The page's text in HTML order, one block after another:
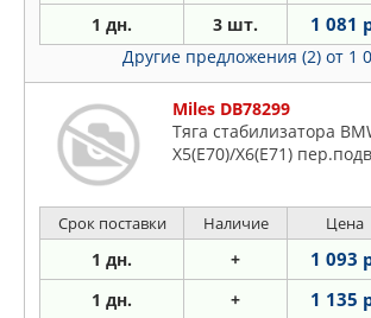
1 дн. 3 шт. 1 081
Другие предложения (2) от 1
Miles DB78299
Тяга стабилизатора
X5(E70)/X6(E71)
Срок поставки Наличие Цена
1 дн. + 1 093
1 дн. + 1 135